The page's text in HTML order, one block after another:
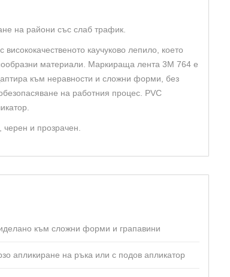
на райони със слаб трафик.
каучуково лепило, което
материали. Маркираща лента 3M 764 е
към неравности и сложни форми, без
на работния процес. PVC
и прозрачен.
към сложни форми и грапавини
апликиране на ръка или с подов апликатор